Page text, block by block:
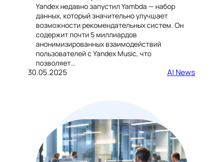
Yandex недавно запустил Yambda — набор
данных, который значительно улучшает
возможности рекомендательных систем. Он
содержит почти 5 миллиардов
анонимизированных взаимодействий
пользователей с Yandex Music, что
позволяет…
30.05.2025 AI News